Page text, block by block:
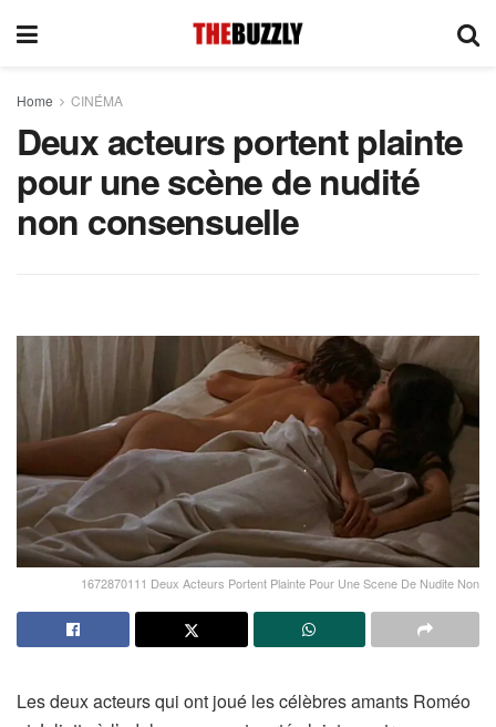
Home CINÉMA
Deux acteurs portent plainte
pour une scène de nudité
non consensuelle
1672870111 Deux Acteurs Portent Plainte Pour Une Scene De Nudite Non
Les deux acteurs qui ont joué les célèbres amants Roméo